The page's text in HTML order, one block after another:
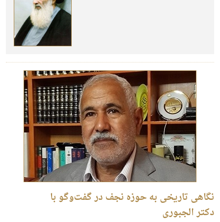
نگاهی تاریخی به حوزه نجف در گفت‌وگو با
دکتر الجبوری